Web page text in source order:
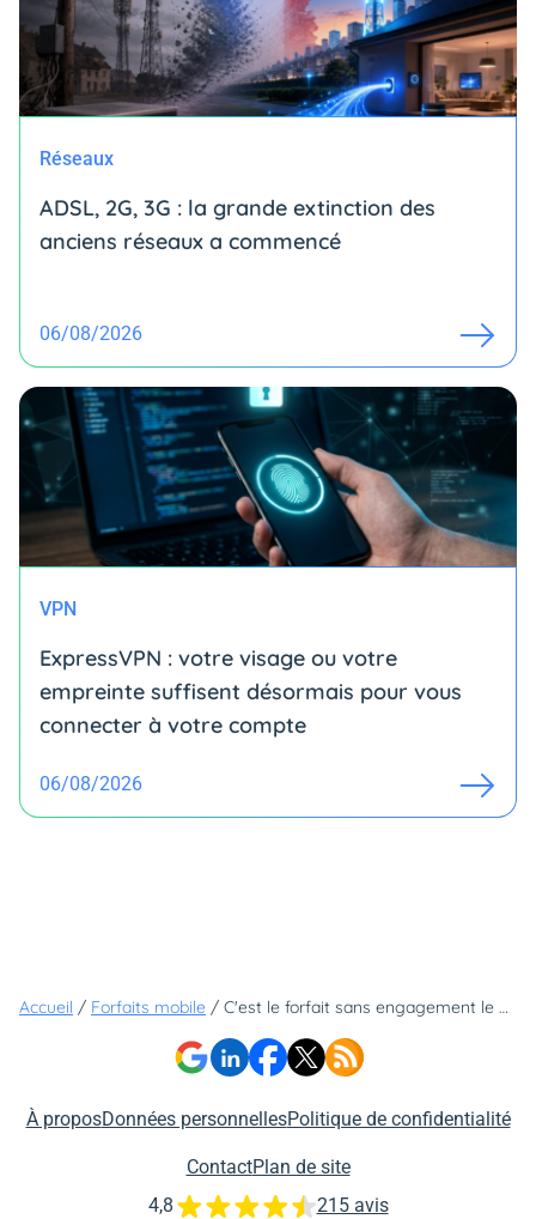
Réseaux
ADSL, 2G, 3G : la grande extinction des
anciens réseaux a commencé
06/08/2026
VPN
ExpressVPN : votre visage ou votre
empreinte suffisent désormais pour vous
connecter à votre compte
06/08/2026
Accueil / Forfaits mobile / C'est le forfait sans engagement le plus intéressant mais peu de gens le connaissent
À proposDonnées personnellesPolitique de confidentialité
ContactPlan de site
4,8
215 avis